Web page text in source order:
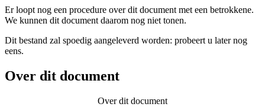
Er loopt nog een procedure over dit document met een betrokkene.
We kunnen dit document daarom nog niet tonen.
Dit bestand zal spoedig aangeleverd worden: probeert u later nog
eens.
Over dit document
Over dit document